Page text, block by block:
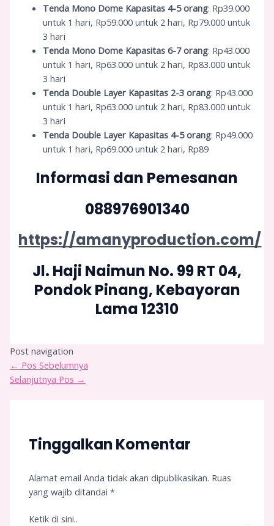
Tenda Mono Dome Kapasitas 4-5 orang: Rp39.000
untuk 1 hari, Rp59.000 untuk 2 hari, Rp79.000 untuk
3 hari
Tenda Mono Dome Kapasitas 6-7 orang: Rp43.000
untuk 1 hari, Rp63.000 untuk 2 hari, Rp83.000 untuk
3 hari
Tenda Double Layer Kapasitas 2-3 orang: Rp43.000
untuk 1 hari, Rp63.000 untuk 2 hari, Rp83.000 untuk
3 hari
Tenda Double Layer Kapasitas 4-5 orang: Rp49.000
untuk 1 hari, Rp69.000 untuk 2 hari, Rp89
Informasi dan Pemesanan
088976901340
https://amanyproduction.com/
Jl. Haji Naimun No. 99 RT 04,
Pondok Pinang, Kebayoran
Lama 12310
Post navigation
← Pos Sebelumnya
Selanjutnya Pos →
Tinggalkan Komentar
Alamat email Anda tidak akan dipublikasikan. Ruas
yang wajib ditandai*
Ketik di sini..